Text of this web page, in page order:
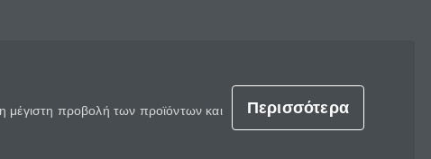
μέγιστη προβολή των προϊόντων και
Περισσότερα